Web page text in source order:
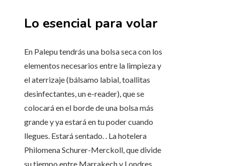
Lo esencial para volar
En Palepu tendrás una bolsa seca con los
elementos necesarios entre la limpieza y
el aterrizaje (bálsamo labial, toallitas
desinfectantes, un e-reader), que se
colocará en el borde de una bolsa más
grande y ya estará en tu poder cuando
llegues. Estará sentado. . La hotelera
Philomena Schurer-Merckoll, que divide
su tiempo entre Marrakech y Londres